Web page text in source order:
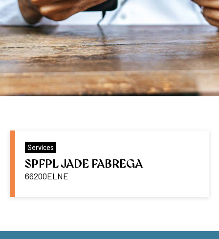
Services
SPFPL JADE FABREGA
66200ELNE